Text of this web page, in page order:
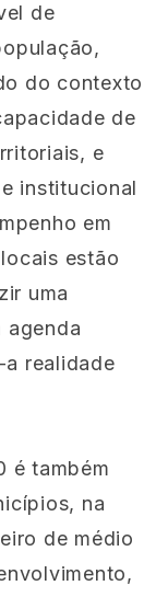
de
do contexto
de
e
institucional
em
estão
uma
agenda
realidade
é também
na
de médio